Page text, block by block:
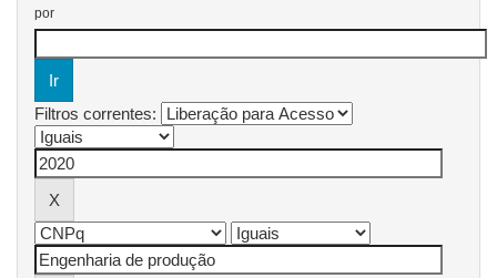
por
Filtros correntes: